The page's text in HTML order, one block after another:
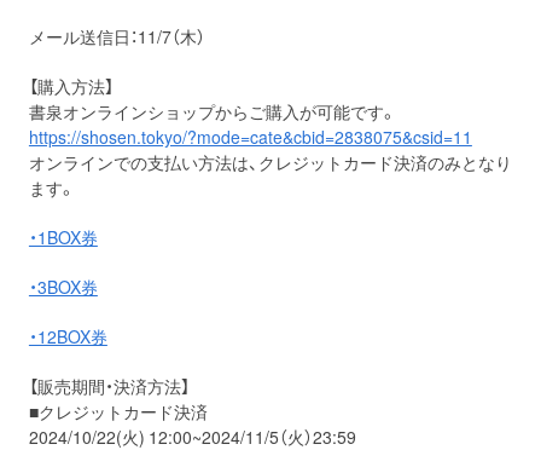
メール送信日：11/7（木）
【購入方法】
書泉オンラインショップからご購入が可能です。
https://shosen.tokyo/?mode=cate&cbid=2838075&csid=11
オンラインでの支払い方法は、クレジットカード決済のみとなり
ます。
・1BOX券
・3BOX券
・12BOX券
【販売期間・決済方法】
■クレジットカード決済
2024/10/22(火) 12:00~2024/11/5（火）23:59